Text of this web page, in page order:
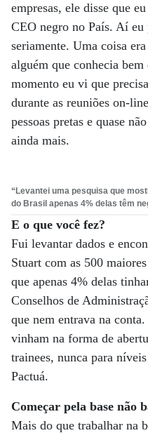
empresas, ele disse que
CEO negro no País. Aí eu
seriamente. Uma coisa
alguém que conhecia
momento eu vi que
durante as reuniões on-
pessoas pretas e quase
ainda mais.
“Levantei uma pesquisa que
do Brasil apenas 4% delas têm
E o que você fez?
Fui levantar dados e
Stuart com as 500
que apenas 4% delas
Conselhos de
que nem entrava na
vinham na forma de
trainees, nunca para
Pactuá.
Começar pela base não
Mais do que trabalhar na